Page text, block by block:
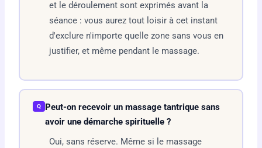
et le déroulement sont exprimés avant la
séance : vous aurez tout loisir à cet instant
d'exclure n'importe quelle zone sans vous en
justifier, et même pendant le massage.
Q
Peut-on recevoir un massage tantrique sans
avoir une démarche spirituelle ?
Oui, sans réserve. Même si le massage